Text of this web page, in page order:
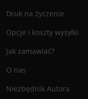
Druk na życzenie
Opcje i koszty wysyłki
Jak zamawiać?
O nas
Niezbędnik Autora